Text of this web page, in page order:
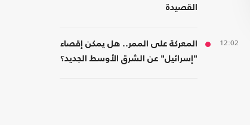
القصيدة
12:02
المعركة على الممر.. هل يمكن إقصاء
"إسرائيل" عن الشرق الأوسط الجديد؟